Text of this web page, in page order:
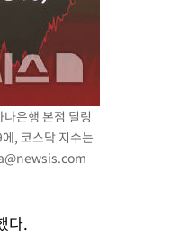
은행 본점 딜링
, 코스닥 지수는
다.